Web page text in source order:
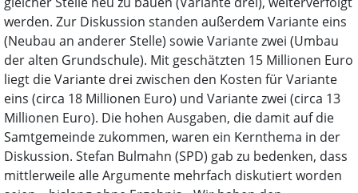
werden. Zur Diskussion standen außerdem Variante eins
(Neubau an anderer Stelle) sowie Variante zwei (Umbau
der alten Grundschule). Mit geschätzten 15 Millionen Euro
liegt die Variante drei zwischen den Kosten für Variante
eins (circa 18 Millionen Euro) und Variante zwei (circa 13
Millionen Euro). Die hohen Ausgaben, die damit auf die
Samtgemeinde zukommen, waren ein Kernthema in der
Diskussion. Stefan Bulmahn (SPD) gab zu bedenken, dass
mittlerweile alle Argumente mehrfach diskutiert worden